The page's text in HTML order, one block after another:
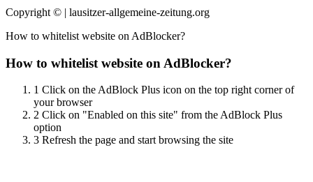
Copyright © | lausitzer-allgemeine-zeitung.org
How to whitelist website on AdBlocker?
How to whitelist website on AdBlocker?
1 Click on the AdBlock Plus icon on the top right corner of
your browser
2 Click on "Enabled on this site" from the AdBlock Plus
option
3 Refresh the page and start browsing the site